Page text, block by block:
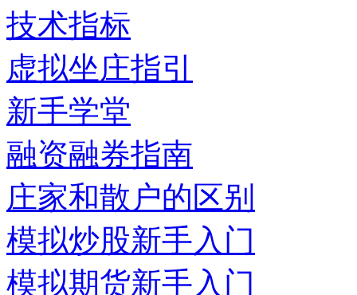
技术指标
虚拟坐庄指引
新手学堂
融资融券指南
庄家和散户的区别
模拟炒股新手入门
模拟期货新手入门